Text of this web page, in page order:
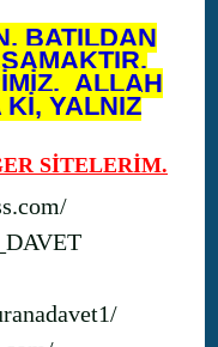
BATILDAN
ALLAH
Kİ, YALNIZ
SİTELERİM.